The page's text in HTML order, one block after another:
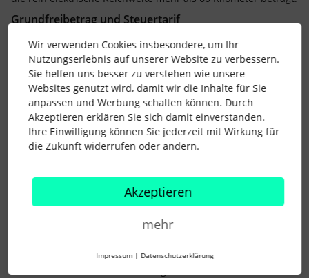
Grundfreibetrag und Steuertarif
2022 auf 9.984 Euro (Ledige) bzw. 19.968 Euro (Verheiratete).
Zur Abmilderung der kalten Progression wurden die übrigen
Tarifeckwerte erhöht. Der Spitzensteuersatz von 42 % wird im
Jahr 2022 damit ab einem zu versteuernden Einkommen von
58.597 Euro (Ledige) bzw. 117.194 Euro (Verheiratete)
erhoben.
Entlastungsbetrag für Alleinerziehende
4.008 Euro erhöht. Die Anhebung war zunächst auf die Jahre
2020 und 2021 befristet, wurde nun entfristet und ist damit
Der Mindestlohn steigt
Wir verwenden Cookies insbesondere, um Ihr
Nutzungserlebnis auf unserer Website zu verbessern.
Sie helfen uns besser zu verstehen wie unsere
Websites genutzt wird, damit wir die Inhalte für Sie
anpassen und Werbung schalten können. Durch
Akzeptieren erklären Sie sich damit einverstanden.
Ihre Einwilligung können Sie jederzeit mit Wirkung für
die Zukunft widerrufen oder ändern.
Akzeptieren
mehr
Impressum | Datenschutzerklärung